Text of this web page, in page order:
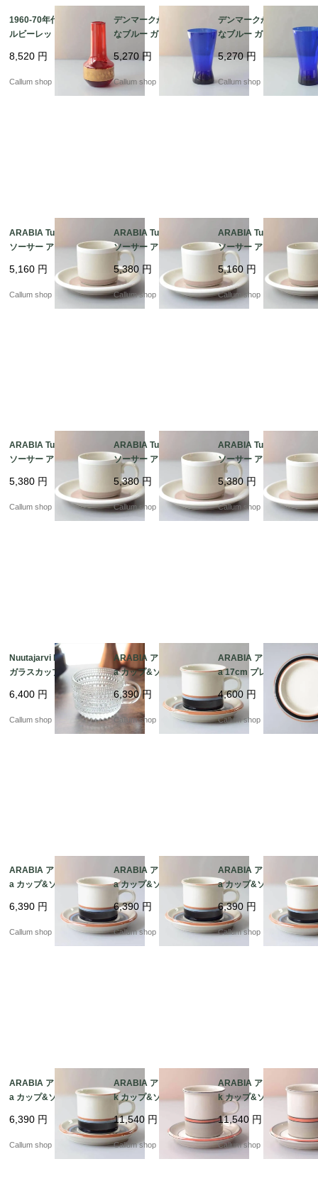
1960-70年代 チェコ製
ルビーレッドの花瓶 ボ
he 花器 グラス フラワ
ーベース ヴィンテージ
8,520 円
Callum shop
デンマークから きれい
なブルー ガラスの花瓶
コバルトブルー 花器 グ
ラス フラワーベース ヴ
ィンテージ_ig4987
5,270 円
Callum shop
デンマークから きれい
なブルー ガラスの花瓶
コバルトブルー 花器 グ
ラス フラワーベース ヴ
ィンテージ_ig4986
5,270円
Callum shop
ARABIA Tupa カップ&
ソーサー アラビア トゥ
北欧食器 陶器 アンティ
ーク ヴィンテージ_it44
5,160 円
Callum shop
ARABIA Tupa カップ&
ソーサー アラビア トゥ
パ フィンランド 北欧
北欧食器 陶器 アンティ
ーク ヴィンテージ_it44
93
5,380 円
Callum shop
ARABIA Tupa カップ&
ソーサー アラビア トゥ
パ フィンランド 北欧
北欧食器 陶器 アンティ
ーク ヴィンテージ_it44
91
5,160 円
Callum shop
ARABIA Tupa カップ&
ソーサー アラビア トゥ
北欧食器 陶器 アンティ
ーク ヴィンテージ_it44
5,380 円
Callum shop
ARABIA Tupa カップ&
ソーサー アラビア トゥ
パ フィンランド 北欧
北欧食器 陶器 アンティ
ーク ヴィンテージ_it44
89
5,380円
Callum shop
ARABIA Tupa カップ&
ソーサー アラビア トゥ
パ フィンランド 北欧
北欧食器 陶器 アンティ
ーク ヴィンテージ_it44
88
5,380 円
Callum shop
Nuutajarvi Kastehelmi
ガラスカップ ヌータヤ
ルヴィ カステヘルミ A
rabia時代 ヴィンテー
ジ Oiva Toikka オイヴ
6,400 円
Callum shop
ARABIA アラビア Taik
a カップ&ソーサー タ
イカ 北欧食器 フィンラ
ンド ヴィンテージ アン
ティーク_it4433
6,390円
Callum shop
ARABIA アラビア Taik
a 17cm プレート お皿
タイカ 北欧食器 フィン
ランド 北欧 ヴィンテー
ジ アンティーク_it443
7
4,600 円
Callum shop
ARABIA アラビア Taik
a カップ&ソーサー タ
ンド ヴィンテージ アン
ティーク_it4431
6,390 円
Callum shop
ARABIA アラビア Taik
a カップ&ソーサー タ
イカ 北欧食器 フィンラ
ンド ヴィンテージ アン
ティーク_it4430
6,390 円
Callum shop
ARABIA アラビア Taik
a カップ&ソーサー タ
イカ 北欧食器 フィンラ
ンド ヴィンテージ アン
ティーク_it4429
6,390 円
Callum shop
ARABIA アラビア Taik
a カップ&ソーサー タ
ンド ヴィンテージ アン
ティーク_it4428
6,390 円
Callum shop
ARABIA アラビア asla
k カップ&ソーサー 7.5
cm高 アスラク 北欧食
器 フィンランド ヴィン
テージ アンティーク_it
11,540 円
Callum shop
ARABIA アラビア asla
k カップ&ソーサー 7.5
cm高 アスラク 北欧食
器 フィンランド ヴィン
テージ アンティーク_it
4421
11,540 円
Callum shop